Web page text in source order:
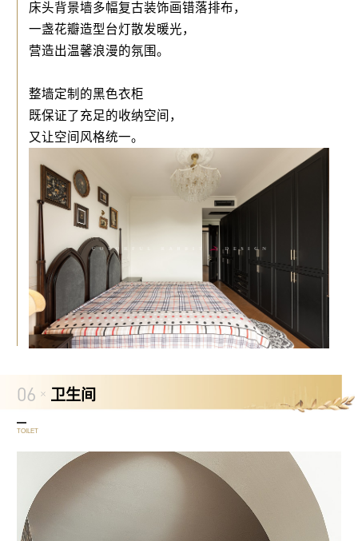
床头背景墙多幅复古装饰画错落排布，
一盏花瓣造型台灯散发暖光，
营造出温馨浪漫的氛围。
整墙定制的黑色衣柜
既保证了充足的收纳空间，
又让空间风格统一。
06 卫生间
TOILET